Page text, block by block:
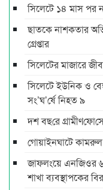
সিলেটে ১৪ মাস পর
ছাতকে নাশকতার
গ্রেপ্তার
সিলেটের মাজারে
সিলেটে ইউনিক ও
সং’ঘ’র্ষে নিহত ৯
দশ বছ‌রে
গোয়াইনঘাটে কামরুল
জাফলংয়ে এনজিওর
শাখা ব্যবস্থাপকের